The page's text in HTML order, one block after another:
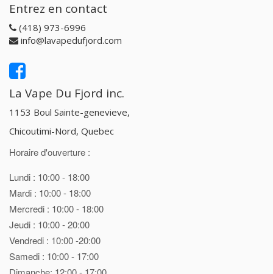
Entrez en contact
(418) 973-6996
info@lavapedufjord.com
La Vape Du Fjord inc.
1153 Boul Sainte-genevieve,
Chicoutimi-Nord, Quebec
Horaire d'ouverture :
Lundi : 10:00 - 18:00
Mardi : 10:00 - 18:00
Mercredi : 10:00 - 18:00
Jeudi : 10:00 - 20:00
Vendredi : 10:00 -20:00
Samedi : 10:00 - 17:00